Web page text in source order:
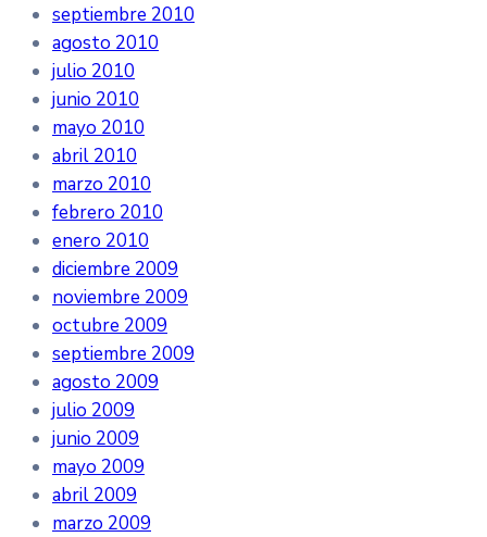
septiembre 2010
agosto 2010
julio 2010
junio 2010
mayo 2010
abril 2010
marzo 2010
febrero 2010
enero 2010
diciembre 2009
noviembre 2009
octubre 2009
septiembre 2009
agosto 2009
julio 2009
junio 2009
mayo 2009
abril 2009
marzo 2009